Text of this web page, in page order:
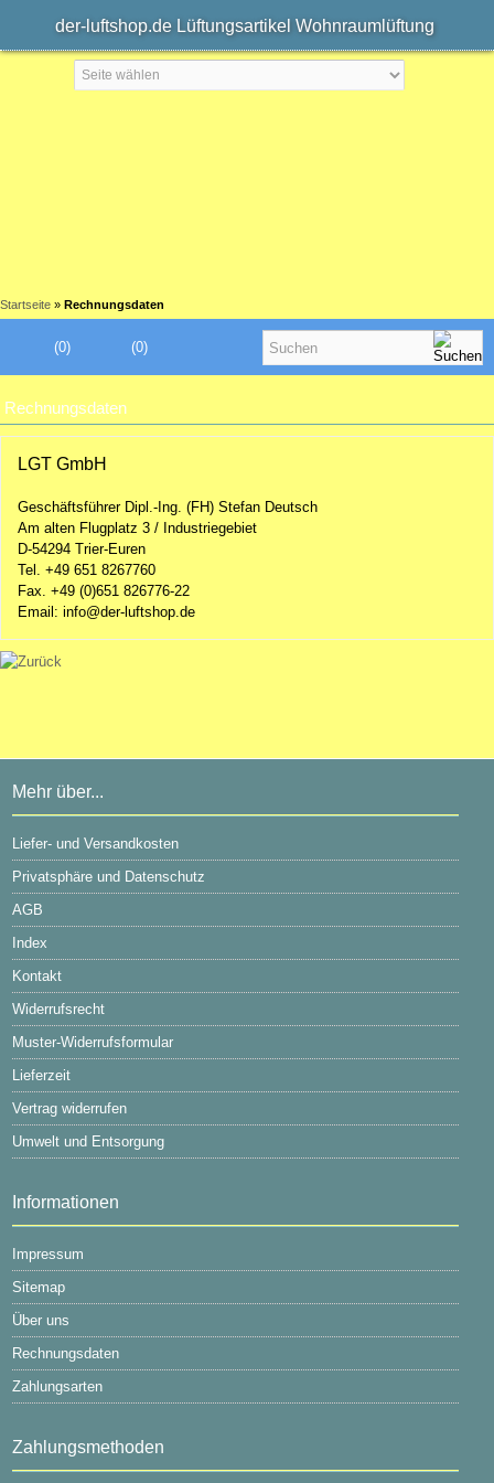
der-luftshop.de Lüftungsartikel Wohnraumlüftung
Startseite » Rechnungsdaten
(0)
(0)
Rechnungsdaten
LGT GmbH
Geschäftsführer Dipl.-Ing. (FH) Stefan Deutsch
Am alten Flugplatz 3 / Industriegebiet
D-54294 Trier-Euren
Tel. +49 651 8267760
Fax. +49 (0)651 826776-22
Email: info@der-luftshop.de
Mehr über...
Liefer- und Versandkosten
Privatsphäre und Datenschutz
AGB
Index
Kontakt
Widerrufsrecht
Muster-Widerrufsformular
Lieferzeit
Vertrag widerrufen
Umwelt und Entsorgung
Informationen
Impressum
Sitemap
Über uns
Rechnungsdaten
Zahlungsarten
Zahlungsmethoden